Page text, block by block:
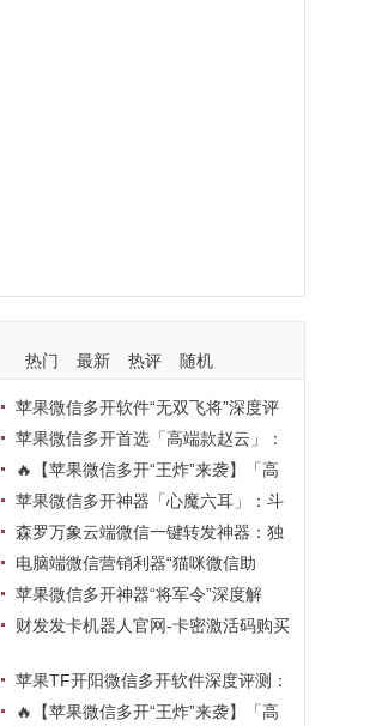
热门 最新 热评 随机
苹果微信多开软件“无双飞将”深度评
测：TF正式码+7天退换，拍拍卡激活
码商城正品保障
苹果微信多开首选「高端款赵云」：
TF正式码+斗战神8073包，7天退换认
准拍拍卡激活码商城
🔥【苹果微信多开“王炸”来袭】「高
端地狱火」—— TF正式码+斗战神807
3包，7天退换，安全防封，多开自由触
手可及！
苹果微信多开神器「心魔六耳」：斗
战神8073包+7天退换，认准拍拍卡激
活码商城
森罗万象云端微信一键转发神器：独
家源码·安全防封·月卡季卡半年卡年卡
授权，7天无理由退换！
电脑端微信营销利器“猫咪微信助
手”深度评测：7大模块功能全解析，多
卡种授权灵活选
苹果微信多开神器“将军令”深度解
析：8073版本包+TF外侧码，微商营销
财发发卡机器人官网-卡密激活码购买
换苹果TF开阳微信多开软件深度评测：
凡尔赛8069包功能全解析，TestFlight
🔥【苹果微信多开“王炸”来袭】「高